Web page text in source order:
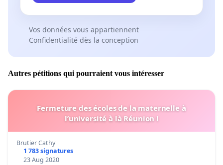
Vos données vous appartiennent
Confidentialité dès la conception
Autres pétitions qui pourraient vous intéresser
Fermeture des écoles de la maternelle à
l’université à là Réunion !
Brutier Cathy
1 783 signatures
23 Aug 2020